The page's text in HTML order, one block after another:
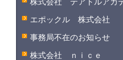
株式会社 テアトルアカ
エポックル 株式会社
事務局不在のお知らせ
株式会社 ｎｉｃｅ